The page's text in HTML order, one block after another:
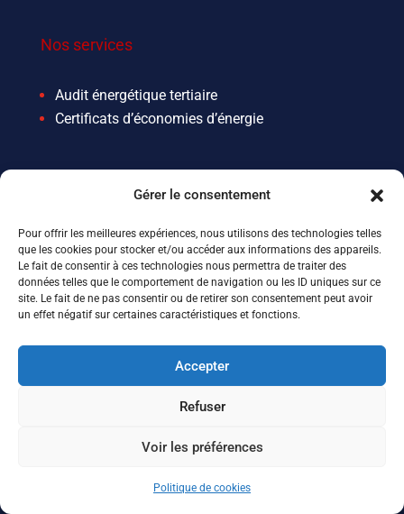
Gérer le consentement
Pour offrir les meilleures expériences, nous utilisons des technologies telles
que les cookies pour stocker et/ou accéder aux informations des appareils.
Le fait de consentir à ces technologies nous permettra de traiter des
données telles que le comportement de navigation ou les ID uniques sur ce
site. Le fait de ne pas consentir ou de retirer son consentement peut avoir
un effet négatif sur certaines caractéristiques et fonctions.
Accepter
Refuser
Voir les préférences
Politique de cookies
Nos services
Audit énergétique tertiaire
Certificats d’économies d’énergie
Nos expertises
Tertiaire
Industrie
Résidentiel collectif
En savoir plus